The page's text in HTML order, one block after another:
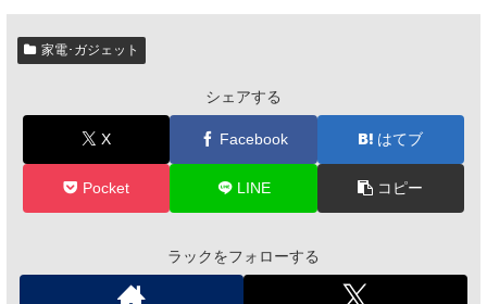
家電･ガジェット
シェアする
X Facebook はてブ
Pocket LINE コピー
ラックをフォローする